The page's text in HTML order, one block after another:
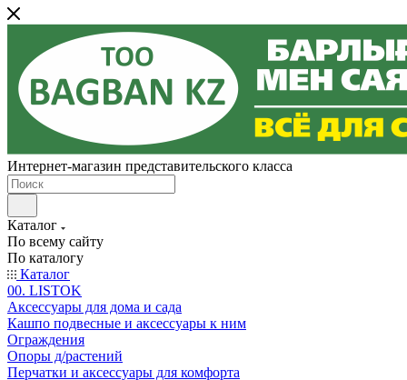
Интернет-магазин представительского класса
Каталог
По всему сайту
По каталогу
Каталог
00. LISTOK
Аксессуары для дома и сада
Кашпо подвесные и аксессуары к ним
Ограждения
Опоры д/растений
Перчатки и аксессуары для комфорта